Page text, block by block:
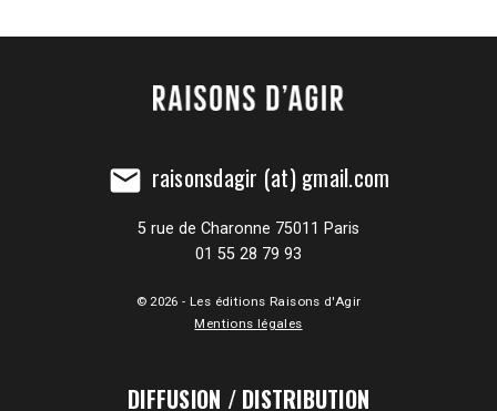
mail raisonsdagir (at) gmail.com
5 rue de Charonne 75011 Paris
01 55 28 79 93
© 2026 - Les éditions Raisons d'Agir
Mentions légales
DIFFUSION / DISTRIBUTION